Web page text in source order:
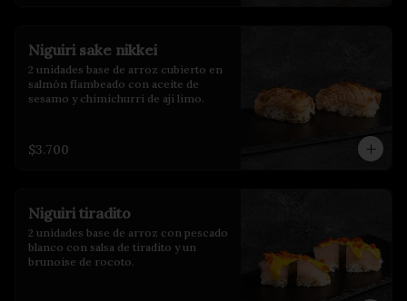
Niguiri sake nikkei
2 unidades base de arroz cubierto en
salmón flambeado con aceite de
sesamo y chimichurri de aji limo.
$3.700
Niguiri tiradito
2 unidades base de arroz con pescado
blanco con salsa de tiradito y un
brunoise de rocoto.